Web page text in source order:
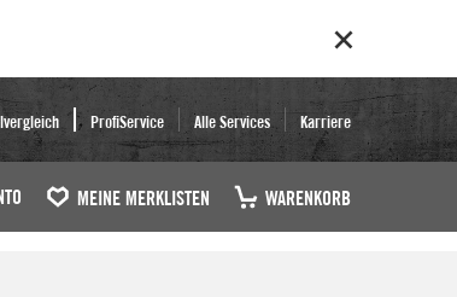
ProfiService Alle Services Karriere
MEINE MERKLISTEN WARENKORB